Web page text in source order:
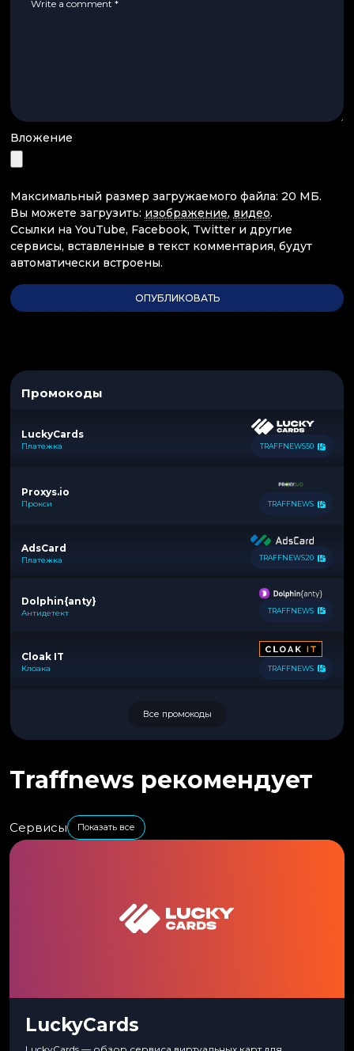
Вложение
Максимальный размер загружаемого файла: 20 МБ.
Вы можете загрузить: изображение, видео.
Ссылки на YouTube, Facebook, Twitter и другие
сервисы, вставленные в текст комментария, будут
автоматически встроены.
Промокоды
LuckyCards
Платежка TRAFFNEWS50
Proxys.io
Прокси TRAFFNEWS
AdsCard
Платежка TRAFFNEWS20
Dolphin{anty}
Антидетект TRAFFNEWS
Cloak IT
Клоака TRAFFNEWS
Все промокоды
Traffnews рекомендует
Сервисы Показать все
LuckyCards